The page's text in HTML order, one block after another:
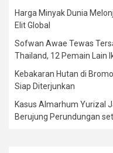
Harga Minyak Dunia
Elit Global
Sofwan Awae Tewas
Thailand, 12 Pemain Lain
Kebakaran Hutan di
Siap Diterjunkan
Kasus Almarhum Yurizal
Berujung Perundungan